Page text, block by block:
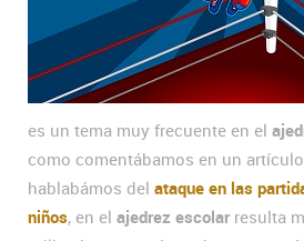
es un tema muy frecuente en el
como comentábamos en un
hablabámos del ataque en las
niños, en el ajedrez escolar resulta